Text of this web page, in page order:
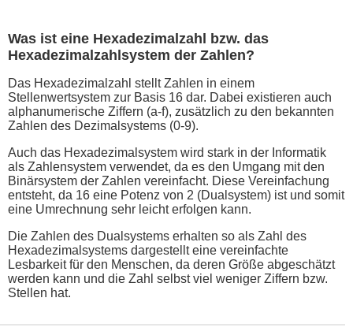
Was ist eine Hexadezimalzahl bzw. das
Hexadezimalzahlsystem der Zahlen?
Das Hexadezimalzahl stellt Zahlen in einem
Stellenwertsystem zur Basis 16 dar. Dabei existieren auch
alphanumerische Ziffern (a-f), zusätzlich zu den bekannten
Zahlen des Dezimalsystems (0-9).
Auch das Hexadezimalsystem wird stark in der Informatik
als Zahlensystem verwendet, da es den Umgang mit den
Binärsystem der Zahlen vereinfacht. Diese Vereinfachung
entsteht, da 16 eine Potenz von 2 (Dualsystem) ist und somit
eine Umrechnung sehr leicht erfolgen kann.
Die Zahlen des Dualsystems erhalten so als Zahl des
Hexadezimalsystems dargestellt eine vereinfachte
Lesbarkeit für den Menschen, da deren Größe abgeschätzt
werden kann und die Zahl selbst viel weniger Ziffern bzw.
Stellen hat.